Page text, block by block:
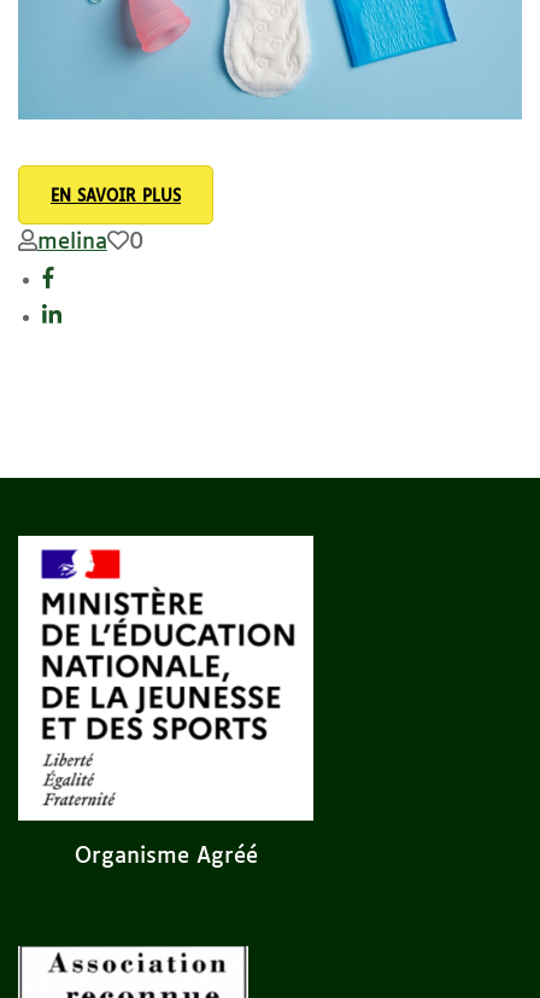
EN SAVOIR PLUS
melina 0
Organisme Agréé